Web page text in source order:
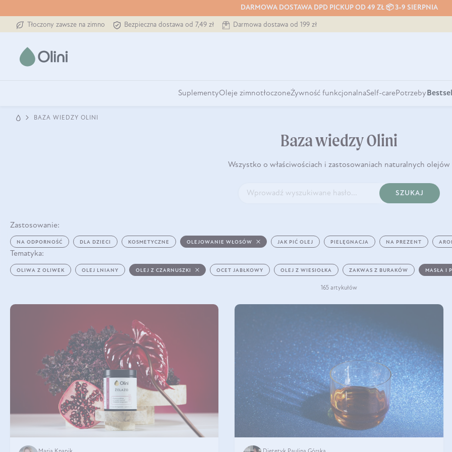
DARMOWA DOSTAWA DPD PICKUP OD 49 ZŁ 📦 3-9 SIERPNIA
Tłoczony zawsze na zimno Bezpieczna dostawa od 7,49 zł Darmowa dostawa od 199 zł
SuplementyOleje zimnotłoczoneŻywność funkcjonalnaSelf-carePotrzeby
BAZA WIEDZY OLINI
Baza wiedzy Olini
Wszystko o właściwościach i zastosowaniach naturalnych olejów
SZUKAJ
Zastosowanie:
NA ODPORNOŚĆ DLA DZIECI KOSMETYCZNE OLEJOWANIE WŁOSÓW JAK PIĆ OLEJ PIELĘGNACJA NA PREZENT
Tematyka:
OLIWA Z OLIWEK OLEJ LNIANY OLEJ Z CZARNUSZKI OCET JABŁKOWY OLEJ Z WIESIOŁKA ZAKWAS Z BURAKÓW MASŁA I
165 artykułów